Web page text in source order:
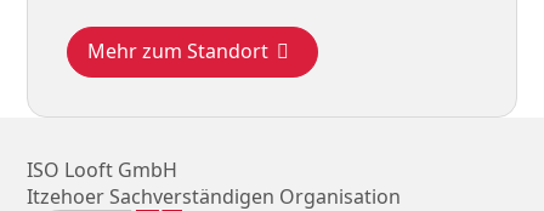
Mehr zum Standort
ISO Looft GmbH
Itzehoer Sachverständigen Organisation